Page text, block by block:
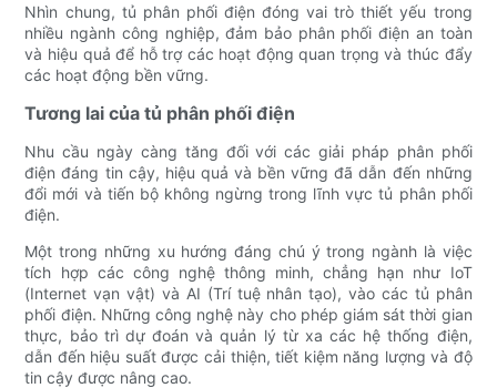
Nhìn chung, tủ phân phối điện đóng vai trò thiết yếu trong
nhiều ngành công nghiệp, đảm bảo phân phối điện an toàn
và hiệu quả để hỗ trợ các hoạt động quan trọng và thúc đẩy
các hoạt động bền vững.
Tương lai của tủ phân phối điện
Nhu cầu ngày càng tăng đối với các giải pháp phân phối
điện đáng tin cậy, hiệu quả và bền vững đã dẫn đến những
đổi mới và tiến bộ không ngừng trong lĩnh vực tủ phân phối
điện.
Một trong những xu hướng đáng chú ý trong ngành là việc
tích hợp các công nghệ thông minh, chẳng hạn như IoT
(Internet vạn vật) và AI (Trí tuệ nhân tạo), vào các tủ phân
phối điện. Những công nghệ này cho phép giám sát thời gian
thực, bảo trì dự đoán và quản lý từ xa các hệ thống điện,
dẫn đến hiệu suất được cải thiện, tiết kiệm năng lượng và độ
tin cậy được nâng cao.